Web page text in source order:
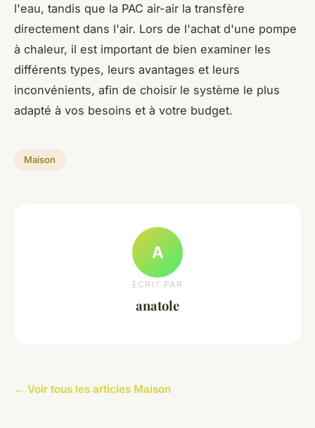
l'eau, tandis que la PAC air-air la transfère
directement dans l'air. Lors de l'achat d'une pompe
à chaleur, il est important de bien examiner les
différents types, leurs avantages et leurs
inconvénients, afin de choisir le système le plus
adapté à vos besoins et à votre budget.
Maison
A
ECRIT PAR
anatole
← Voir tous les articles Maison